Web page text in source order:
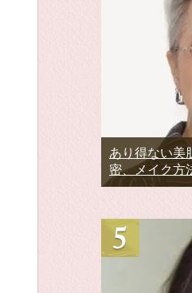
あり得ない美
密、メイク方